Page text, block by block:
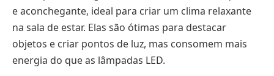
e aconchegante, ideal para criar um clima relaxante
na sala de estar. Elas são ótimas para destacar
objetos e criar pontos de luz, mas consomem mais
energia do que as lâmpadas LED.